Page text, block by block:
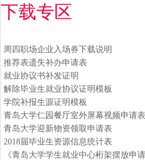
下载专区
周四职场企业入场券下载说明
推荐表遗失补办申请表
就业协议书补发证明
解除毕业生就业协议证明模板
学院补报生源证明模板
青岛大学仁园餐厅室外屏幕视频申请表
青岛大学迎新物资领取申请表
2018届毕业生资源信息统计表
《青岛大学学生就业中心桁架摆放申